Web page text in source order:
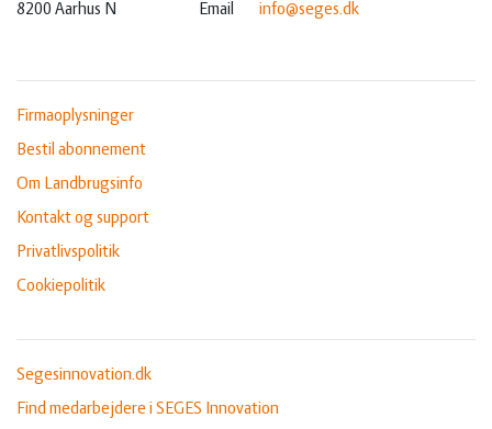
8200 Aarhus N
Email
info@seges.dk
Firmaoplysninger
Bestil abonnement
Om Landbrugsinfo
Kontakt og support
Privatlivspolitik
Cookiepolitik
Segesinnovation.dk
Find medarbejdere i SEGES Innovation